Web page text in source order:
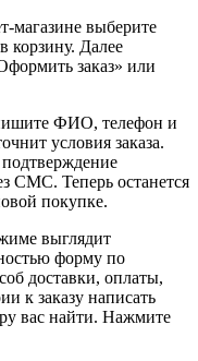
магазине выберите
корзину. Далее
заказ» или
ФИО, телефон и
условия заказа.
подтверждение
СМС. Теперь останется
покупке.
выглядит
форму по
доставки, оплаты,
к заказу написать
вас найти. Нажмите